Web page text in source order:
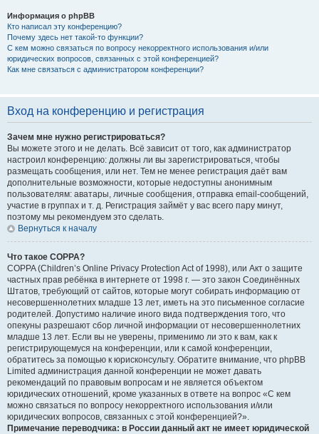
Информация о phpBB
Кто написал эту конференцию?
Почему здесь нет такой-то функции?
С кем можно связаться по вопросу некорректного использования и/или
юридических вопросов, связанных с этой конференцией?
Как мне связаться с администратором конференции?
Вход на конференцию и регистрация
Зачем мне нужно регистрироваться?
Вы можете этого и не делать. Всё зависит от того, как администратор
настроил конференцию: должны ли вы зарегистрироваться, чтобы
размещать сообщения, или нет. Тем не менее регистрация даёт вам
дополнительные возможности, которые недоступны анонимным
пользователям: аватары, личные сообщения, отправка email-сообщений,
участие в группах и т. д. Регистрация займёт у вас всего пару минут,
поэтому мы рекомендуем это сделать.
Вернуться к началу
Что такое COPPA?
COPPA (Children’s Online Privacy Protection Act of 1998), или Акт о защите
частных прав ребёнка в интернете от 1998 г. — это закон Соединённых
Штатов, требующий от сайтов, которые могут собирать информацию от
несовершеннолетних младше 13 лет, иметь на это письменное согласие
родителей. Допустимо наличие иного вида подтверждения того, что
опекуны разрешают сбор личной информации от несовершеннолетних
младше 13 лет. Если вы не уверены, применимо ли это к вам, как к
регистрирующемуся на конференции, или к самой конференции,
обратитесь за помощью к юрисконсульту. Обратите внимание, что phpBB
Limited администрация данной конференции не может давать
рекомендаций по правовым вопросам и не является объектом
юридических отношений, кроме указанных в ответе на вопрос «С кем
можно связаться по вопросу некорректного использования и/или
юридических вопросов, связанных с этой конференцией?».
Примечание переводчика: в России данный акт не имеет юридической